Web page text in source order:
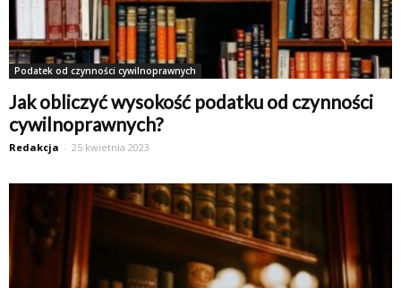
Podatek od czynności cywilnoprawnych
Jak obliczyć wysokość podatku od czynności
cywilnoprawnych?
Redakcja - 25 kwietnia 2023